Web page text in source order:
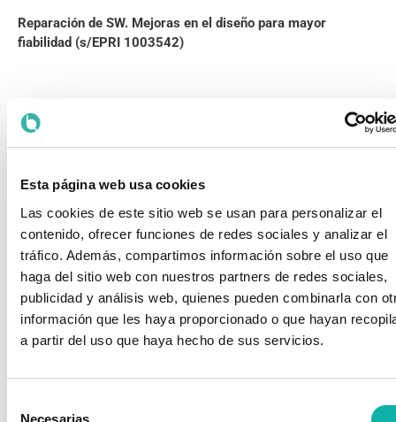
Esta página web usa cookies
Las cookies de este sitio web se usan para personalizar el
contenido, ofrecer funciones de redes sociales y analizar el
tráfico. Además, compartimos información sobre el uso que
haga del sitio web con nuestros partners de redes sociales,
publicidad y análisis web, quienes pueden combinarla con
información que les haya proporcionado o que hayan
a partir del uso que haya hecho de sus servicios.
Necesarias
Reparación de SW. Mejoras en el diseño para mayor
fiabilidad (s/EPRI 1003542)
¿QUIERES
INSCRIBIRTE?
Rellena el
formulario con
tus datos.
Realiza el pago
mediante
transferencia
Empresa